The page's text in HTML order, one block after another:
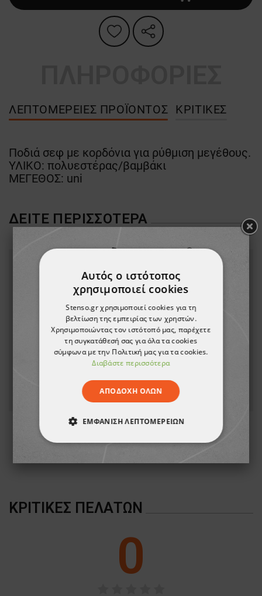
ΛΕΠΤΟΜΈΡΕΙΕΣ ΠΡΟΪΌΝΤΟΣ ΚΡΙΤΙΚΈΣ
Ποδιά σεφ με κορδόνια για ρύθμιση μεγέθους.
ΥΛΙΚΟ: πολυεστέρας/βαμβάκι
ΜΕΓΕΘΟΣ: uni
ΔΕΊΤΕ ΠΕΡΙΣΣΌΤΕΡΑ
ΚΡΙΤΙΚΈΣ ΠΕΛΑΤΏΝ
0
Αυτός ο ιστότοπος
χρησιμοποιεί cookies
Stenso.gr χρησιμοποιεί cookies για τη
βελτίωση της εμπειρίας των χρηστών.
Χρησιμοποιώντας τον ιστότοπό μας, παρέχετε
τη συγκατάθεσή σας για όλα τα cookies
σύμφωνα με την Πολιτική μας για τα cookies.
Διαβάστε περισσότερα
ΑΠΟΔΟΧΉ ΌΛΩΝ
ΕΜΦΆΝΙΣΗ ΛΕΠΤΟΜΕΡΕΙΏΝ
ΑΠΟΛΎΤΩΣ ΑΠΑΡΑΊΤΗΤΑ
ΛΕΙΤΟΥΡΓΙΚΌΤΗΤΑΣ